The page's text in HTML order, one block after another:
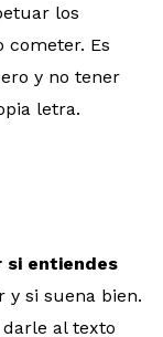
los
cometer. Es
y no tener
letra.
si entiendes
y si suena bien.
al texto